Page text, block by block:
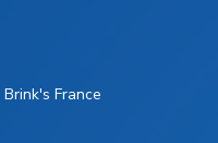
France